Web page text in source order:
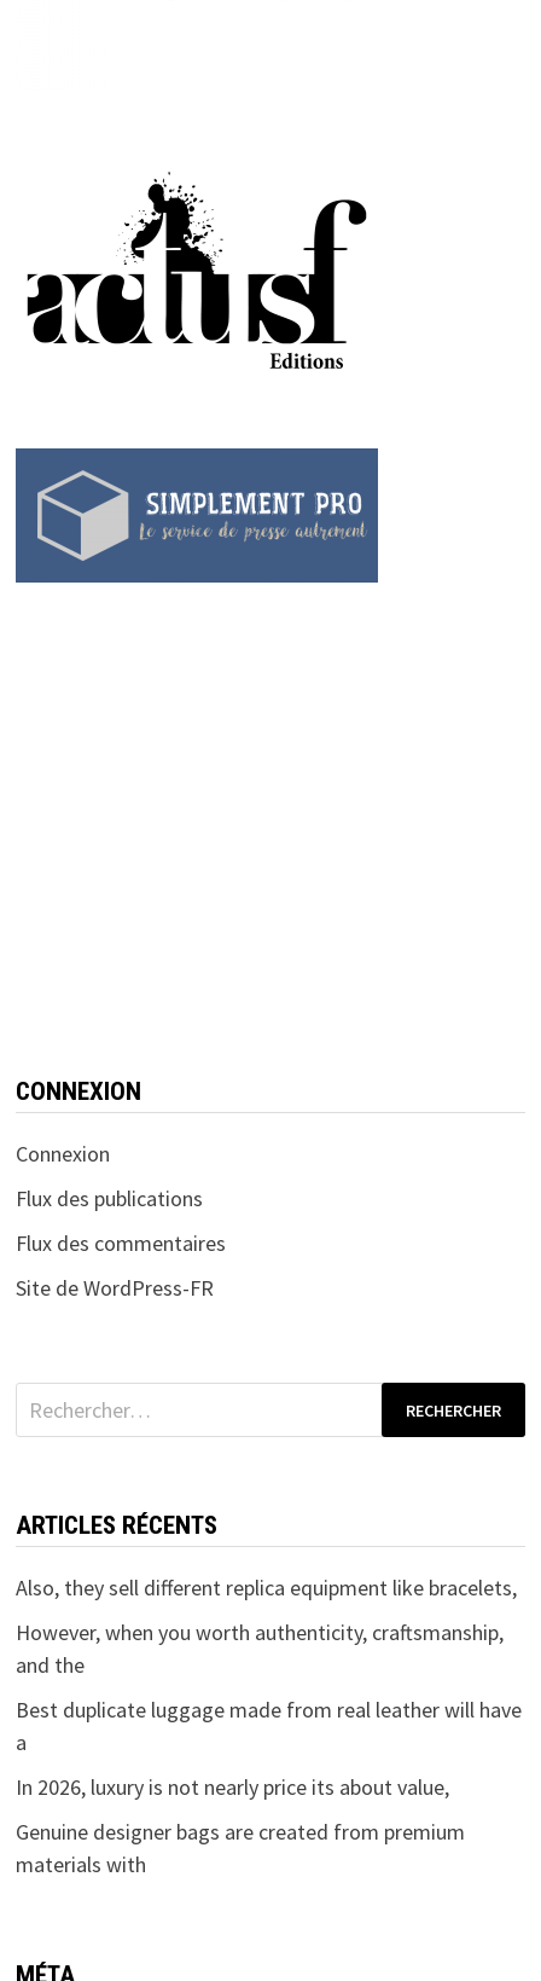
CONNEXION
Connexion
Flux des publications
Flux des commentaires
Site de WordPress-FR
Rechercher :
ARTICLES RÉCENTS
Also, they sell different replica equipment like bracelets,
However, when you worth authenticity, craftsmanship,
and the
Best duplicate luggage made from real leather will have
a
In 2026, luxury is not nearly price its about value,
Genuine designer bags are created from premium
materials with